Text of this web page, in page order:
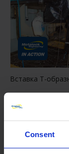
Consent
Вставка Т-